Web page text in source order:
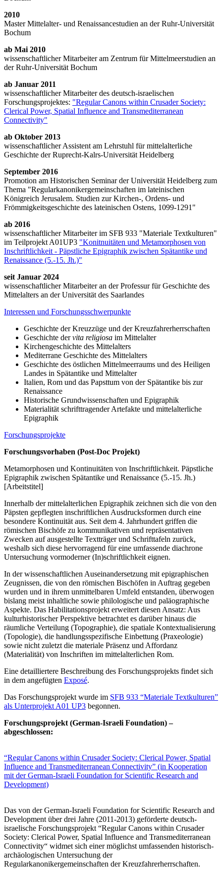
2010
Master Mittelalter- und Renaissancestudien an der Ruhr-Universität
Bochum
ab Mai 2010
wissenschaftlicher Mitarbeiter am Zentrum für Mittelmeerstudien an
der Ruhr-Universität Bochum
ab Januar 2011
wissenschaftlicher Mitarbeiter des deutsch-israelischen
Forschungsprojektes: "Regular Canons within Crusader Society:
Clerical Power, Spatial Influence and Transmediterranean
Connectivity"
ab Oktober 2013
wissenschaftlicher Assistent am Lehrstuhl für mittelalterliche
Geschichte der Ruprecht-Kalrs-Universität Heidelberg
September 2016
Promotion am Historischen Seminar der Universität Heidelberg zum
Thema "Regularkanonikergemeinschaften im lateinischen
Königreich Jerusalem. Studien zur Kirchen-, Ordens- und
Frömmigkeitsgeschichte des lateinischen Ostens, 1099-1291"
ab 2016
wissenschaftlicher Mitarbeiter im SFB 933 "Materiale Textkulturen"
im Teilprojekt A01UP3 "Konitnuitäten und Metamorphosen von
Inschriftlichkeit - Päpstliche Epigraphik zwischen Spätantike und
Renaissance (5.-15. Jh.)"
seit Januar 2024
wissenschaftlicher Mitarbeiter an der Professur für Geschichte des
Mittelalters an der Universität des Saarlandes
Interessen und Forschungsschwerpunkte
Geschichte der Kreuzzüge und der Kreuzfahrerherrschaften
Geschichte dervita religiosa im Mittelalter
Kirchengeschichte des Mittelalters
Mediterrane Geschichte des Mittelalters
Geschichte des östlichen Mittelmeerraums und des Heiligen
Landes in Spätantike und Mittelalter
Italien, Rom und das Papsttum von der Spätantike bis zur
Renaissance
Historische Grundwissenschaften und Epigraphik
Materialität schrifttragender Artefakte und mittelalterliche
Epigraphik
Forschungsprojekte
Forschungsvorhaben (Post-Doc Projekt)
Metamorphosen und Kontinuitäten von Inschriftlichkeit. Päpstliche
Epigraphik zwischen Spätantike und Renaissance (5.-15. Jh.)
[Arbeitstitel]
Innerhalb der mittelalterlichen Epigraphik zeichnen sich die von den
Päpsten gepflegten inschriftlichen Ausdrucksformen durch eine
besondere Kontinuität aus. Seit dem 4. Jahrhundert griffen die
römischen Bischöfe zu kommunikativen und repräsentativen
Zwecken auf ausgestellte Textträger und Schrifttafeln zurück,
weshalb sich diese hervorragend für eine umfassende diachrone
Untersuchung vormoderner (In)schriftlichkeit eignen.
In der wissenschaftlichen Auseinandersetzung mit epigraphischen
Zeugnissen, die von den römischen Bischöfen in Auftrag gegeben
wurden und in ihrem unmittelbaren Umfeld entstanden, überwogen
bislang meist inhaltliche sowie philologische und paläographische
Aspekte. Das Habilitationsprojekt erweitert diesen Ansatz: Aus
kulturhistorischer Perspektive betrachtet es darüber hinaus die
räumliche Verteilung (Topographie), die spatiale Kontextualisierung
(Topologie), die handlungsspezifische Einbettung (Praxeologie)
sowie nicht zuletzt die materiale Präsenz und Affordanz
(Materialität) von Inschriften im mittelalterlichen Rom.
Eine detailliertere Beschreibung des Forschungsprojekts findet sich
in dem angefügten Exposé.
Das Forschungsprojekt wurde im SFB 933 “Materiale Textkulturen”
als Unterprojekt A01 UP3 begonnen.
Forschungsprojekt (German-Israeli Foundation) –
abgeschlossen:
“Regular Canons within Crusader Society: Clerical Power, Spatial
Influence and Transmediterranean Connectivity” (in Kooperation
mit der German-Israeli Foundation for Scientific Research and
Development)
Das von der German-Israeli Foundation for Scientific Research and
Development über drei Jahre (2011-2013) geförderte deutsch-
israelische Forschungsprojekt “Regular Canons within Crusader
Society: Clerical Power, Spatial Influence and Transmediterranean
Connectivity“ widmet sich einer möglichst umfassenden historisch-
archäologischen Untersuchung der
Regularkanonikergemeinschaften der Kreuzfahrerherrschaften.